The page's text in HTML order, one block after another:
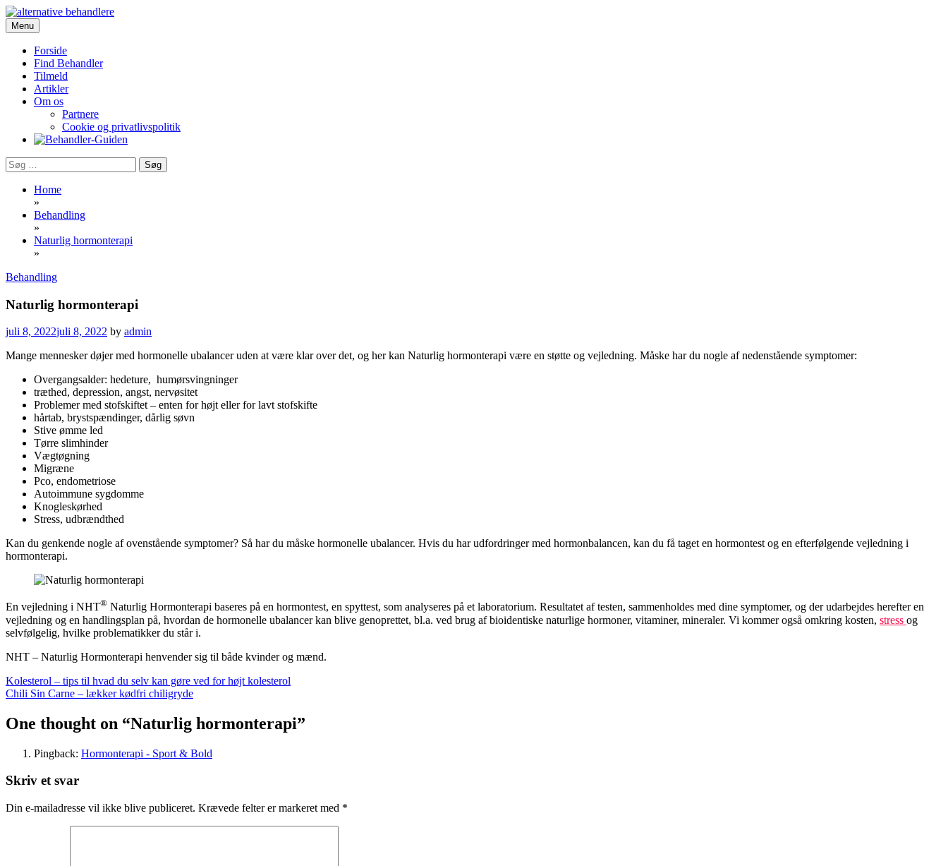
Skip
to
content
Portalen for alternativ behandling, sundhed og livskvalitet
Menu
Forside
Find Behandler
Tilmeld
Artikler
Om os
Partnere
Cookie og privatlivspolitik
Søg
efter:
Home
»
Behandling
»
Naturlig hormonterapi
»
Behandling
Naturlig hormonterapi
juli 8, 2022juli 8, 2022 by admin
Mange mennesker døjer med hormonelle ubalancer uden at være klar over det, og her kan Naturlig hormonterapi være en støtte og vejledning. Måske har du nogle af nedenstående symptomer:
Overgangsalder: hedeture, humørsvingninger
træthed, depression, angst, nervøsitet
Problemer med stofskiftet – enten for højt eller for lavt stofskifte
hårtab, brystspændinger, dårlig søvn
Stive ømme led
Tørre slimhinder
Vægtøgning
Migræne
Pco, endometriose
Autoimmune sygdomme
Knogleskørhed
Stress, udbrændthed
Kan du genkende nogle af ovenstående symptomer? Så har du måske hormonelle ubalancer. Hvis du har udfordringer med hormonbalancen, kan du få taget en hormontest og en efterfølgende vejledning i
hormonterapi.
En vejledning i NHT® Naturlig Hormonterapi baseres på en hormontest, en spyttest, som analyseres på et laboratorium. Resultatet af testen, sammenholdes med dine symptomer, og der udarbejdes herefter en
vejledning og en handlingsplan på, hvordan de hormonelle ubalancer kan blive genoprettet, bl.a. ved brug af bioidentiske naturlige hormoner, vitaminer, mineraler. Vi kommer også omkring kosten, stress og
selvfølgelig, hvilke problematikker du står i.
NHT – Naturlig Hormonterapi henvender sig til både kvinder og mænd.
Indlægsnavigation
Kolesterol – tips til hvad du selv kan gøre ved for højt kolesterol
Chili Sin Carne – lækker kødfri chiligryde
One thought on “Naturlig hormonterapi”
Pingback: Hormonterapi - Sport & Bold
Skriv et svar
Din e-mailadresse vil ikke blive publiceret. Krævede felter er markeret med *